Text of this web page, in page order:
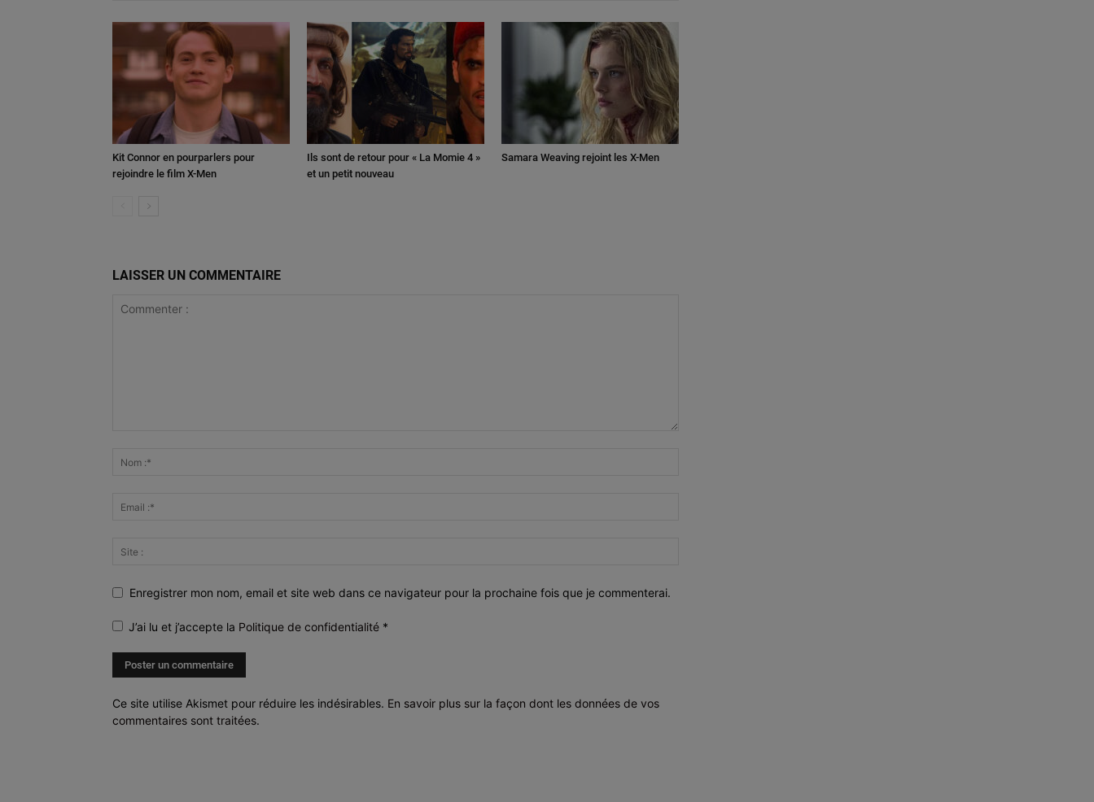
Kit Connor en pourparlers pour
rejoindre le film X-Men
Ils sont de retour pour « La Momie 4 »
et un petit nouveau
Samara Weaving rejoint les X-Men
LAISSER UN COMMENTAIRE
Enregistrer mon nom, email et site web dans ce navigateur pour la prochaine fois que je commenterai.
J’ai lu et j’accepte la Politique de confidentialité *
Ce site utilise Akismet pour réduire les indésirables. En savoir plus sur la façon dont les données de vos
commentaires sont traitées.